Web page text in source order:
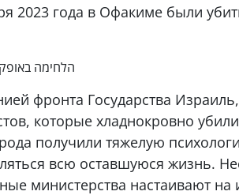
2023 года в Офакиме были
הלחימה
фронта Государства
которые хладнокровно
получили тяжелую
всю оставшуюся жизнь.
министерства настаивают